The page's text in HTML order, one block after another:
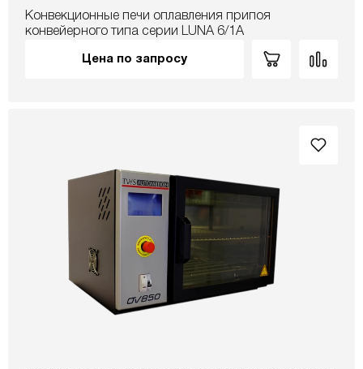
Конвекционные печи оплавления припоя
конвейерного типа серии LUNA 6/1A
Цена по запросу